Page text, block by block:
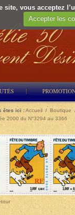
site, vous acceptez
Accepter les
êtes ici :Accueil / Boutique
2000 du N°3294 au 3366